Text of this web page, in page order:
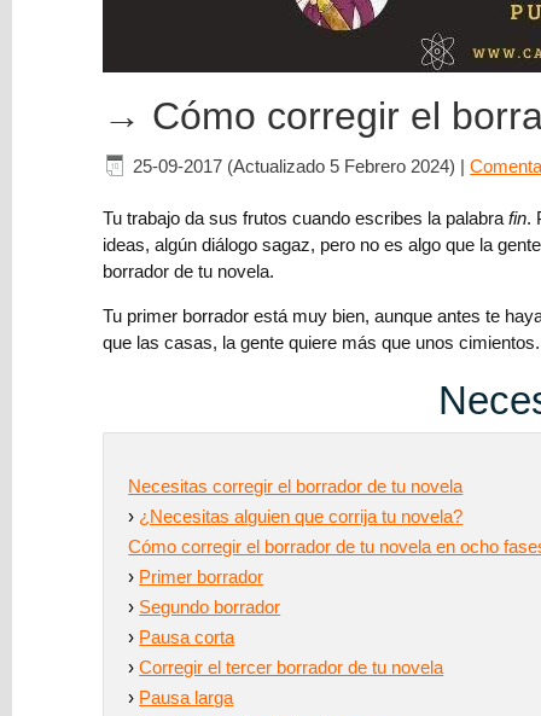
Ciencia
ficción
Reseña
Publicidad
Autores
Lectores
Relato
Newsletter
→ Cómo corregir el
25-09-2017 (Actualizado 5 Febrero 2024) |
Tu trabajo da sus frutos cuando escribes la palabrafin.
ideas, algún diálogo sagaz, pero no es algo que la
borrador de tu novela.
Tu primer borrador está muy bien, aunque antes te
que las casas, la gente quiere más que unos
Necesitas corregir el borrador de tu novela
› ¿Necesitas alguien que corrija tu novela?
Cómo corregir el borrador de tu novela en ocho
› Primer borrador
› Segundo borrador
› Pausa corta
›Corregir el tercer borrador de tu novela
› Pausa larga